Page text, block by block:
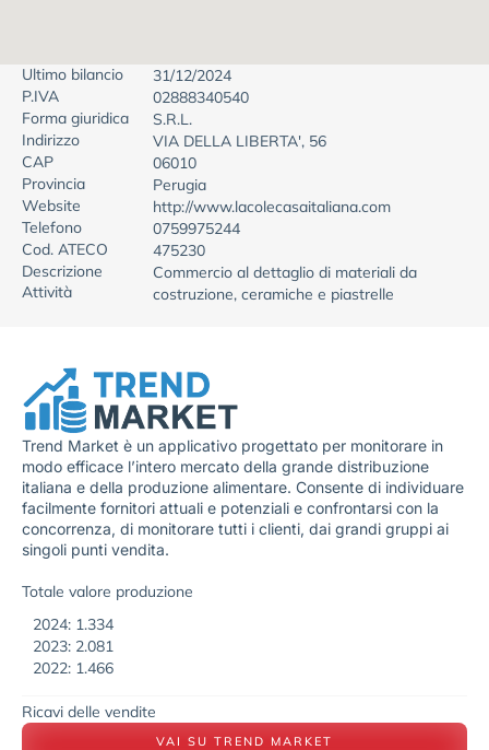
Ultimo bilancio
31/12/2024
P.IVA
02888340540
Forma giuridica
S.R.L.
Indirizzo
VIA DELLA LIBERTA', 56
CAP
06010
Provincia
Perugia
Website
http://www.lacolecasaitaliana.com
Telefono
0759975244
Cod. ATECO
475230
Descrizione
Attività
Commercio al dettaglio di materiali da
costruzione, ceramiche e piastrelle
Trend Market è un applicativo progettato per monitorare in
modo efficace l’intero mercato della grande distribuzione
italiana e della produzione alimentare. Consente di individuare
facilmente fornitori attuali e potenziali e confrontarsi con la
concorrenza, di monitorare tutti i clienti, dai grandi gruppi ai
singoli punti vendita.
Totale valore produzione
2024: 1.334
2023: 2.081
2022: 1.466
Ricavi delle vendite
VAI SU TREND MARKET